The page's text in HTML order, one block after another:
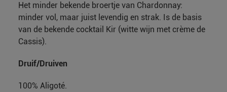
Het minder bekende broertje van Chardonnay:
minder vol, maar juist levendig en strak. Is de basis
van de bekende cocktail Kir (witte wijn met crème de
Cassis).
Druif/Druiven
100% Aligoté.